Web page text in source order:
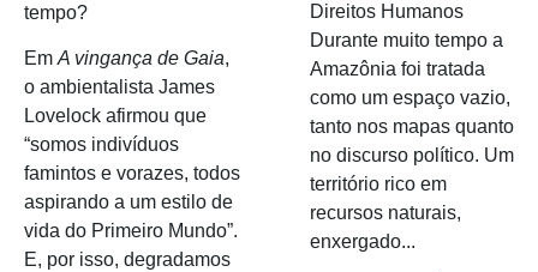
tempo?
Em A vingança de Gaia,
o ambientalista James
Lovelock afirmou que
“somos indivíduos
famintos e vorazes, todos
aspirando a um estilo de
vida do Primeiro Mundo”.
E, por isso, degradamos
Direitos Humanos
Durante muito tempo a
Amazônia foi tratada
como um espaço vazio,
tanto nos mapas quanto
no discurso político. Um
território rico em
recursos naturais,
enxergado...